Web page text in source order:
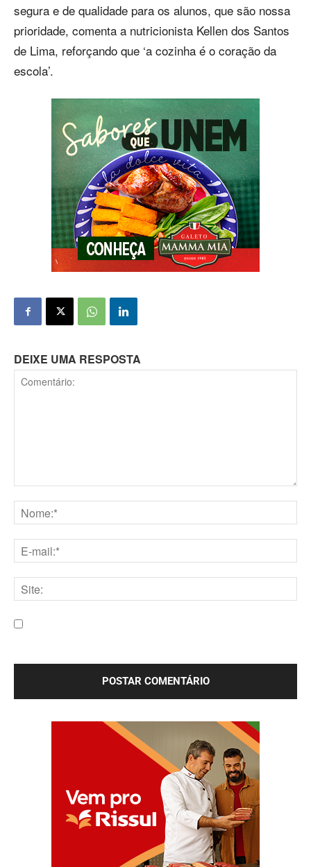
segura e de qualidade para os alunos, que são nossa
prioridade, comenta a nutricionista Kellen dos Santos
de Lima, reforçando que ‘a cozinha é o coração da
escola’.
DEIXE UMA RESPOSTA
mail:*